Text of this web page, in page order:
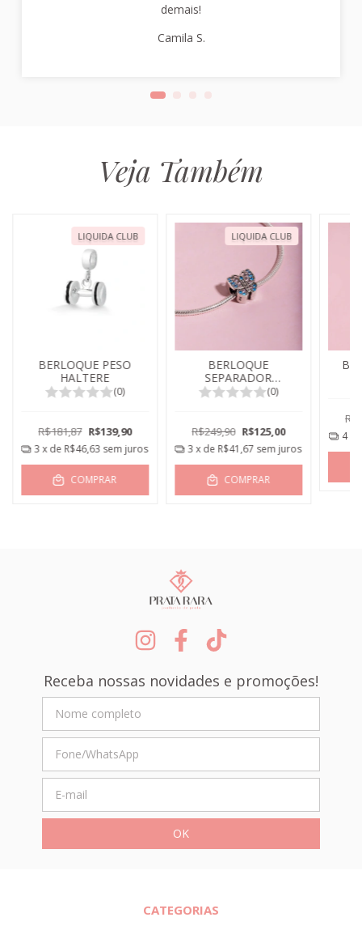
demais!
Camila S.
Veja Também
LIQUIDA CLUB
BERLOQUE PESO
HALTERE
(0)
R$181,87 R$139,90
3 x de R$46,63 sem juros
COMPRAR
LIQUIDA CLUB
BERLOQUE
SEPARADOR
BORBOLETA(0)
R$249,90 R$125,00
3 x de R$41,67 sem juros
COMPRAR
4
Receba nossas novidades e promoções!
CATEGORIAS